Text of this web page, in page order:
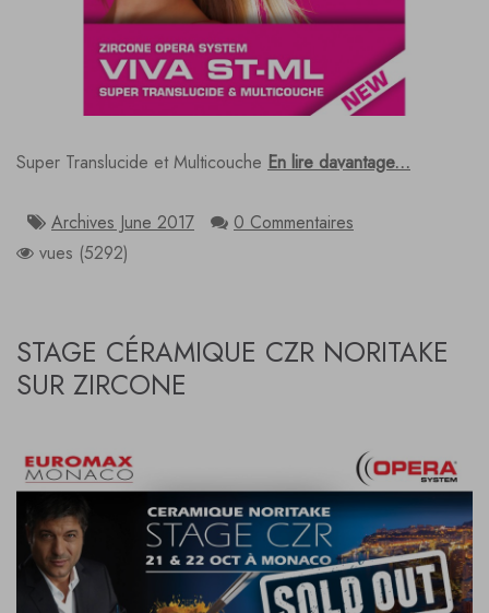
Super Translucide et Multicouche En lire davantage...
Archives June 2017
0 Commentaires
vues (5292)
STAGE CÉRAMIQUE CZR NORITAKE
SUR ZIRCONE